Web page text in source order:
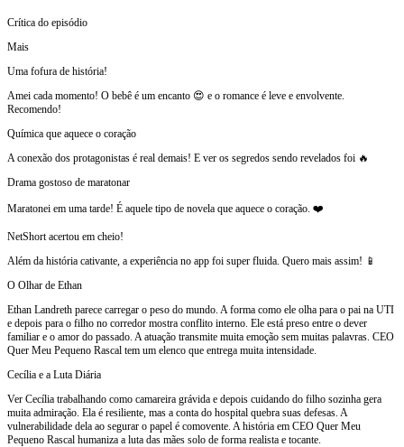
Crítica do episódio
Mais
Uma fofura de história!
Amei cada momento! O bebê é um encanto 😍 e o romance é leve e envolvente.
Recomendo!
Química que aquece o coração
A conexão dos protagonistas é real demais! E ver os segredos sendo revelados foi 🔥
Drama gostoso de maratonar
Maratonei em uma tarde! É aquele tipo de novela que aquece o coração. ❤️
NetShort acertou em cheio!
Além da história cativante, a experiência no app foi super fluida. Quero mais assim! 📱
O Olhar de Ethan
Ethan Landreth parece carregar o peso do mundo. A forma como ele olha para o pai na UTI
e depois para o filho no corredor mostra conflito interno. Ele está preso entre o dever
familiar e o amor do passado. A atuação transmite muita emoção sem muitas palavras. CEO
Quer Meu Pequeno Rascal tem um elenco que entrega muita intensidade.
Cecília e a Luta Diária
Ver Cecília trabalhando como camareira grávida e depois cuidando do filho sozinha gera
muita admiração. Ela é resiliente, mas a conta do hospital quebra suas defesas. A
vulnerabilidade dela ao segurar o papel é comovente. A história em CEO Quer Meu
Pequeno Rascal humaniza a luta das mães solo de forma realista e tocante.